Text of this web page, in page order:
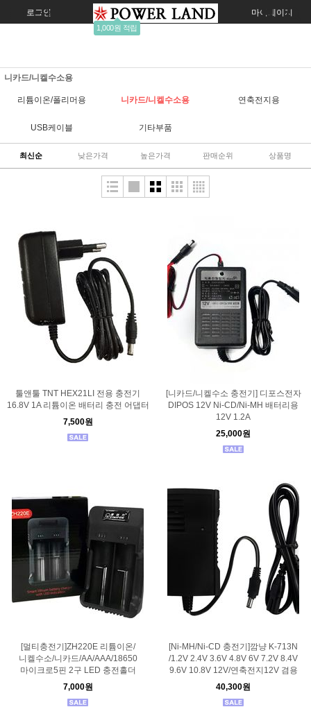
로그인 회원가입
1,000원 적립
주문조회 마이페이지
니카드/니켈수소용
리튬이온/폴리머용 니카드/니켈수소용 연축전지용
USB케이블 기타부품
최신순 낮은가격 높은가격 판매순위 상품명
툴앤툴 TNT HEX21LI 전용 충전기
16.8V 1A 리튬이온 배터리 충전 어댑터
7,500원
[니카드/니켈수소 충전기] 디포스전자
DIPOS 12V Ni-CD/Ni-MH 배터리용
12V 1.2A
25,000원
[멀티충전기]ZH220E 리튬이온/
니켈수소/니카드/AA/AAA/18650
마이크로5핀 2구 LED 충전홀더
7,000원
[Ni-MH/Ni-CD 충전기]깜냥 K-713N
/1.2V 2.4V 3.6V 4.8V 6V 7.2V 8.4V
9.6V 10.8V 12V/연축전지12V 겸용
40,300원